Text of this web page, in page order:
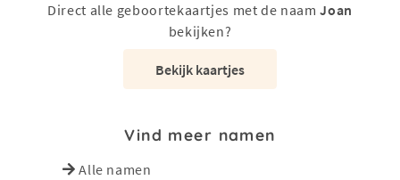
Direct alle geboortekaartjes met de naamJoan
bekijken?
Bekijk kaartjes
Vind meer namen
Alle namen